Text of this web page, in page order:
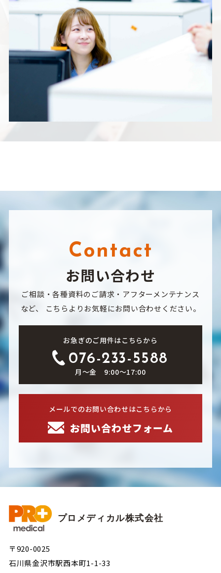
Contact
お問い合わせ
ご相談・各種資料のご請求・アフターメンテナンス
など、
こちらよりお気軽にお問い合わせください。
お急ぎのご用件はこちらから
076-233-5588
月～金 9:00～17:00
メールでのお問い合わせはこちらから
お問い合わせフォーム
プロメディカル株式会社
〒920-0025
石川県金沢市駅西本町1-1-33